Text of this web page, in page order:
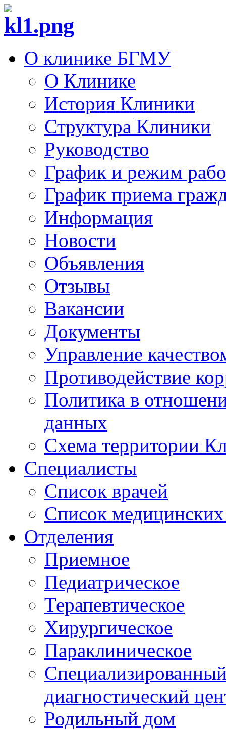
О клинике БГМУ
О Клинике
История Клиники
Структура Клиники
Руководство
График и режим
График приема
Информация
Новости
Объявления
Отзывы
Вакансии
Документы
Управление
Противодействие
Политика в
данных
Схема территории
Специалисты
Список врачей
Список медицинских
Отделения
Приемное
Педиатрическое
Терапевтическое
Хирургическое
Параклиническое
диагностический
Родильный дом